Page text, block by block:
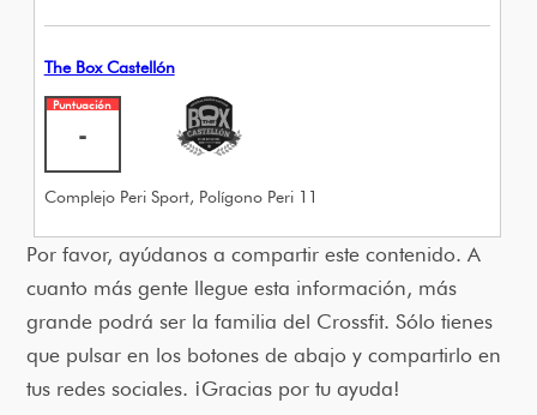
The Box Castellón
Puntuación
-
Complejo Peri Sport, Polígono Peri 11
Por favor, ayúdanos a compartir este contenido. A
cuanto más gente llegue esta información, más
grande podrá ser la familia del Crossfit. Sólo tienes
que pulsar en los botones de abajo y compartirlo en
tus redes sociales. ¡Gracias por tu ayuda!